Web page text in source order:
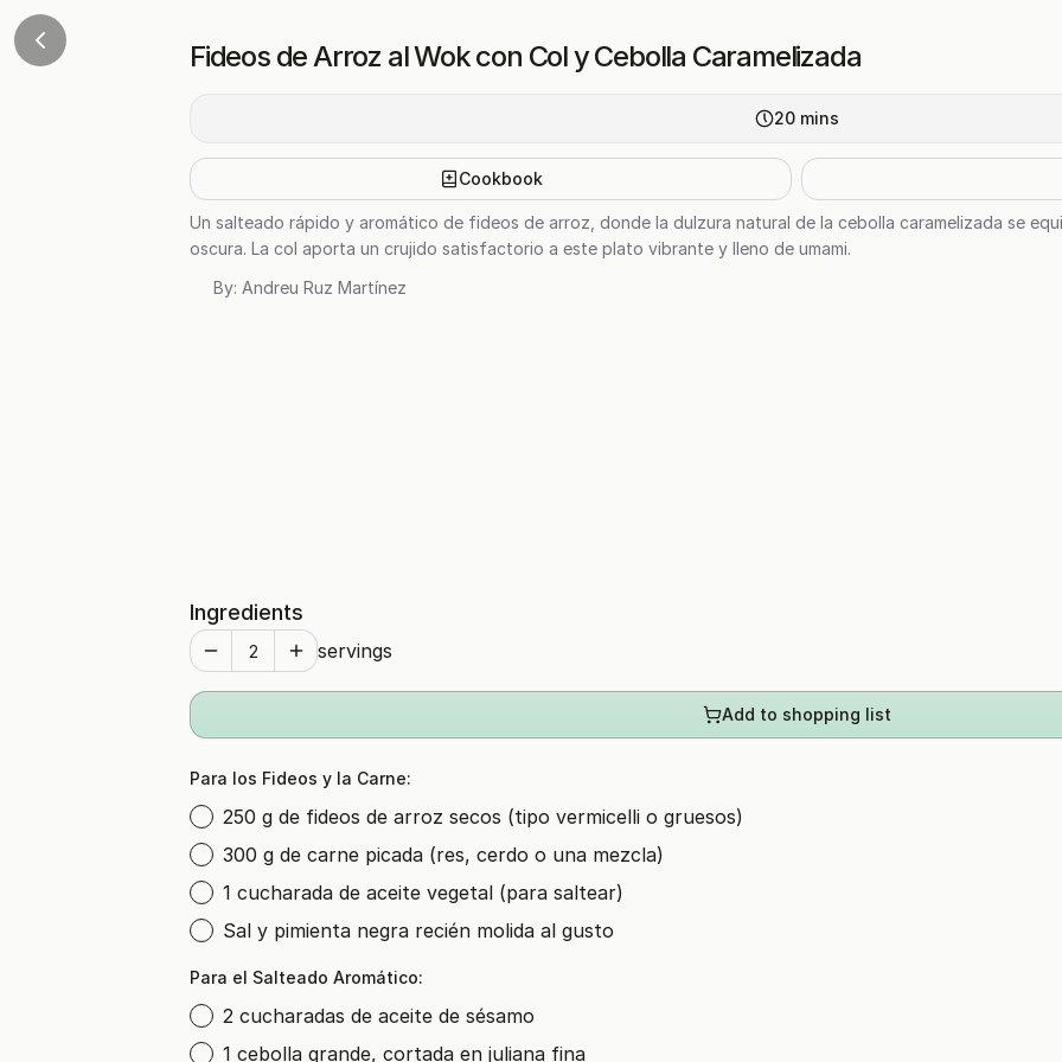
Fideos de Arroz al Wok con Col y Cebolla Caramelizada
20 mins
Cookbook
Un salteado rápido y aromático de fideos de arroz, donde la dulzura natural de la cebolla caramelizada se
oscura. La col aporta un crujido satisfactorio a este plato vibrante y lleno de umami.
By: Andreu Ruz Martínez
Ingredients
servings
Add to shopping list
Para los Fideos y la Carne:
250 g de fideos de arroz secos (tipo vermicelli o gruesos)
300 g de carne picada (res, cerdo o una mezcla)
1 cucharada de aceite vegetal (para saltear)
Sal y pimienta negra recién molida al gusto
Para el Salteado Aromático:
2 cucharadas de aceite de sésamo
1 cebolla grande, cortada en juliana fina